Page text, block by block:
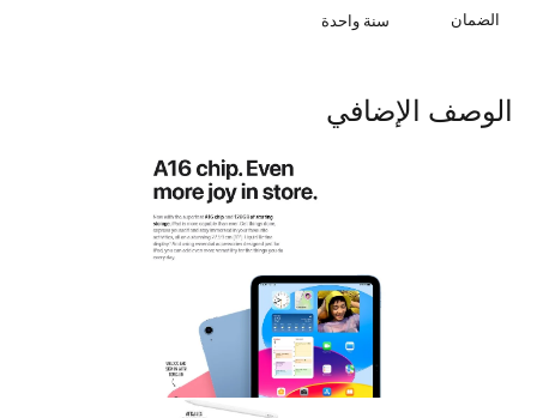
الضمان سنة واحدة
الوصف الإضافي